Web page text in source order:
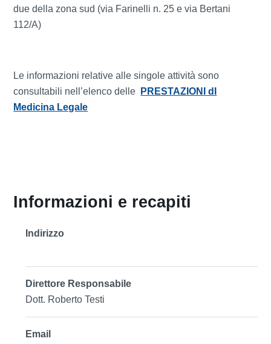
due della zona sud (via Farinelli n. 25 e via Bertani
112/A)
Le informazioni relative alle singole attività sono
consultabili nell’elenco delle
PRESTAZIONI dI
Medicina Legale
Informazioni e recapiti
Indirizzo
Direttore Responsabile
Dott. Roberto Testi
Email